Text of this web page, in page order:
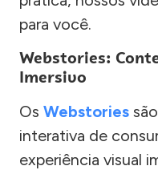
para você.
Webstories:
Imersivo
Os Webstories
interativa de
experiência visual